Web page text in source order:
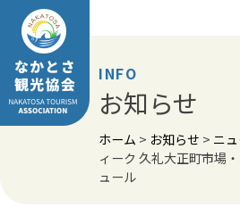
Skip
content
INFO
お知らせ
ホーム > お知らせ > ニ
ィーク 久礼大正町市場
ュール